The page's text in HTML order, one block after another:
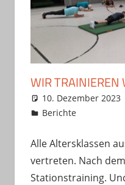
WIR TRAINIEREN
10. Dezember 2023
Berichte
Alle Altersklassen
vertreten. Nach
Stationstraining.